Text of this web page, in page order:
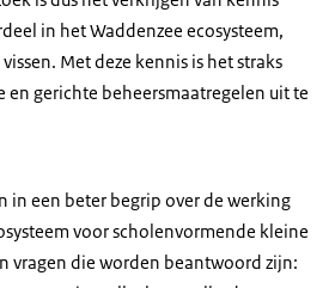
in het Waddenzee ecosysteem,
Met deze kennis is het straks
gerichte beheersmaatregelen uit te
in een beter begrip over de werking
voor scholenvormende kleine
vragen die worden beantwoord zijn: